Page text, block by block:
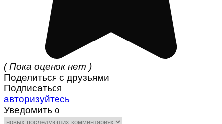
( Пока оценок нет )
Поделиться с друзьями
Подписаться
авторизуйтесь
Уведомить о